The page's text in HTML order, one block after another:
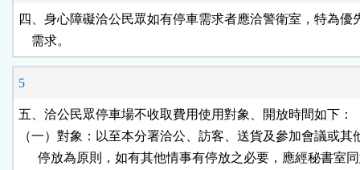
四、身心障礙洽公民眾如有停車需求者應洽警衛室，特為優
    需求。
5
五、洽公民眾停車場不收取費用使用對象、開放時間如下：
（一）對象：以至本分署洽公、訪客、送貨及參加會議或其
停放為原則，如有其他情事有停放之必要，應經秘書室